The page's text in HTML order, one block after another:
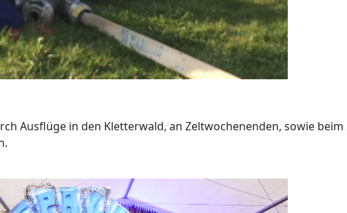
Ausflüge in den Kletterwald, an Zeltwochenenden, sowie beim